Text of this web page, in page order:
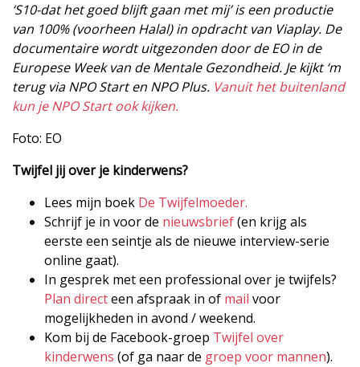
‘S10-dat het goed blijft gaan met mij’ is een productie
van 100% (voorheen Halal) in opdracht van Viaplay. De
documentaire wordt uitgezonden door de EO in de
Europese Week van de Mentale Gezondheid. Je kijkt ‘m
terug via NPO Start en NPO Plus. Vanuit het buitenland
kun je NPO Start ook kijken.
Foto: EO
Twijfel jij over je kinderwens?
Lees mijn boek De Twijfelmoeder.
Schrijf je in voor de nieuwsbrief(en krijg als
eerste een seintje als de nieuwe interview-serie
online gaat).
In gesprek met een professional over je twijfels?
Plan directeen afspraak in of mail voor
mogelijkheden in avond / weekend.
Kom bij de Facebook-groep Twijfel over
kinderwens (of ga naar de groep voor mannen).